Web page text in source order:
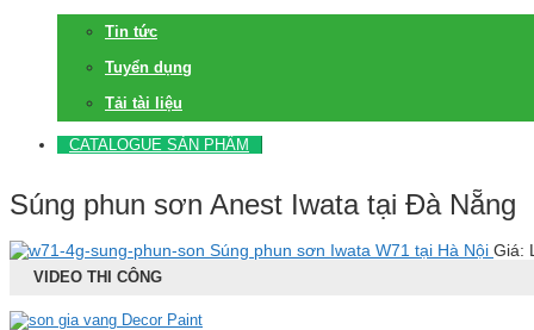
Tin tức
Tuyển dụng
Tải tài liệu
CATALOGUE SẢN PHẨM
Súng phun sơn Anest Iwata tại Đà Nẵng
Súng phun sơn Iwata W71 tại Hà Nội Giá:
VIDEO THI CÔNG